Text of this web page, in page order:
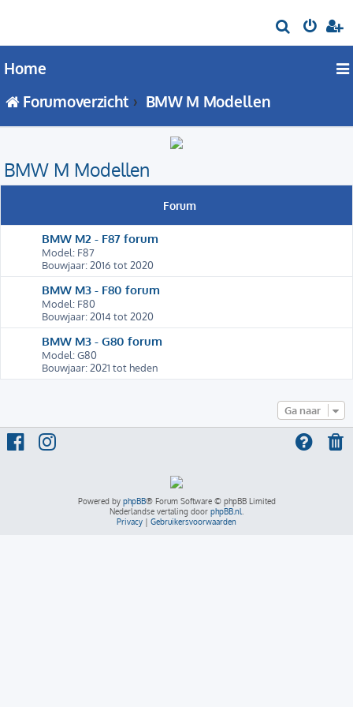
o
Home
Forumoverzicht
BMW M Modellen
BMW M Modellen
Forum
BMW M2 - F87 forum
Model: F87
Bouwjaar: 2016 tot 2020
BMW M3 - F80 forum
Model: F80
Bouwjaar: 2014 tot 2020
BMW M3 - G80 forum
Model: G80
Bouwjaar: 2021 tot heden
Ga naar
Powered by phpBB® Forum Software © phpBB Limited
Nederlandse vertaling door phpBB.nl
Privacy | Gebruikersvoorwaarden